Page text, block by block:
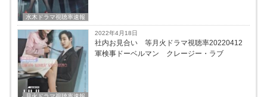
水木ドラマ視聴率速報
2022年4月18日
社内お見合い 等月火ドラマ視聴率20220412
軍検事ドーベルマン クレージー・ラブ